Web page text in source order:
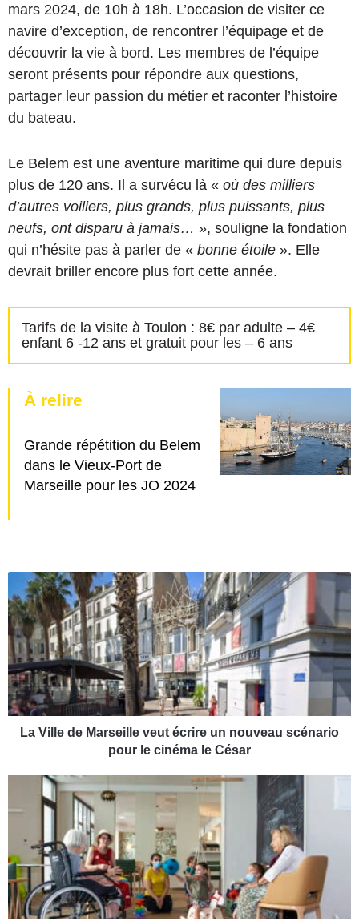
mars 2024, de 10h à 18h. L’occasion de visiter ce
navire d’exception, de rencontrer l’équipage et de
découvrir la vie à bord. Les membres de l’équipe
seront présents pour répondre aux questions,
partager leur passion du métier et raconter l’histoire
du bateau.
Le Belem est une aventure maritime qui dure depuis
plus de 120 ans. Il a survécu là « où des milliers
d’autres voiliers, plus grands, plus puissants, plus
neufs, ont disparu à jamais… », souligne la fondation
qui n’hésite pas à parler de « bonne étoile ». Elle
devrait briller encore plus fort cette année.
Tarifs de la visite à Toulon : 8€ par adulte – 4€
enfant 6 -12 ans et gratuit pour les – 6 ans
À relire
Grande répétition du Belem
dans le Vieux-Port de
Marseille pour les JO 2024
a
V
l
e
d
e
i
e
v
e
u
La Ville de Marseille veut écrire un nouveau scénario
pour le cinéma le César
l
l
e
c
t